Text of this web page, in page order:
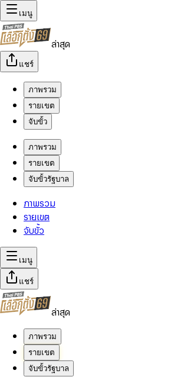
เมนู
ล่าสุด
แชร์
ภาพรวม
รายเขต
จับขั้ว
ภาพรวม
รายเขต
จับขั้วรัฐบาล
ภาพรวม
รายเขต
จับขั้ว
เมนู
แชร์
ล่าสุด
ภาพรวม
รายเขต
จับขั้วรัฐบาล